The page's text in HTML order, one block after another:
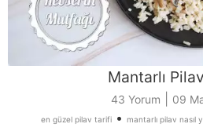
Mantarlı
43 Yorum 09
en güzel pilav tarifi• mantarlı pilav nasıl